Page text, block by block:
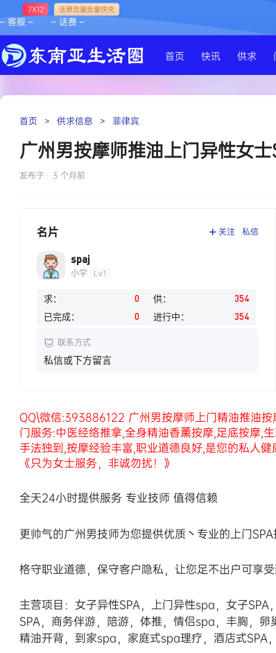
– 客服 –
7X12
– 话费 –
话费流量批量快充
首页 快讯 供求
首页 > 供求信息 > 菲律宾
广州男按摩师推油上门异性女
发布于： 3 个月前
名片 关注 私信
spaj
小学 Lv1
求： 0 供：
354
已完成：
0 进行中： 354
联系方式
私信或下方留言
QQ\微信:393886122 广州男按摩师上门精油推油
门服务:中医经络推拿,全身精油香薰按摩,足底按摩,
手法独到,按摩经验丰富,职业道德良好,是您的私人
《只为女士服务，非诚勿扰！》
全天24小时提供服务 专业技师 值得信赖
更帅气的广州男技师为您提供优质丶专业的上门
格守职业道德，保守客户隐私，让您足不出户可享
主营项目：女子异性SPA，上门异性spa，女子
SPA，商务伴游，陪游，体推，情侣spa，丰胸，
精油开背，到家spa，家庭式spa理疗，酒店式SPA